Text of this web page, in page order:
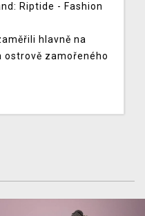
Riptide - Fashion
hlavně na
zamořeného